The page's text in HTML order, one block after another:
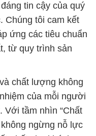
tin cậy của quý
Chúng tôi cam kết
ứng các tiêu chuẩn
từ quy trình sản
chất lượng không
của mỗi người
Với tầm nhìn “Chất
ngừng nỗ lực